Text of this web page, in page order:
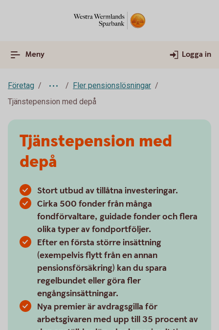
Meny Logga in
Företag
Fler pensionslösningar
Tjänstepension med depå
Tjänstepension med
depå
Stort utbud av tillåtna investeringar.
Cirka 500 fonder från många
fondförvaltare, guidade fonder och flera
olika typer av fondportföljer.
Efter en första större insättning
(exempelvis flytt från en annan
pensionsförsäkring) kan du spara
regelbundet eller göra fler
engångsinsättningar.
Nya premier är avdragsgilla för
arbetsgivaren med upp till 35 procent av